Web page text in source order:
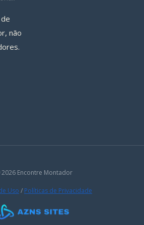
não
Encontre Montador
Uso / Políticas de Privacidade